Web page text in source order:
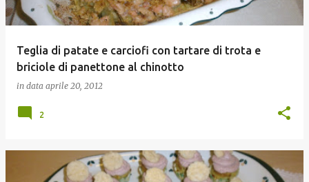
Teglia di patate e carciofi con tartare di trota e
briciole di panettone al chinotto
in data aprile 20, 2012
2